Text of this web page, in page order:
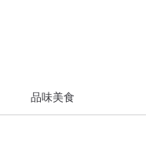
品味美食